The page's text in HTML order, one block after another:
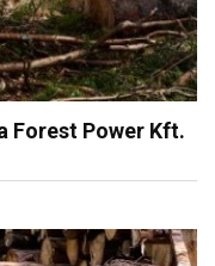
Forest Power Kft.